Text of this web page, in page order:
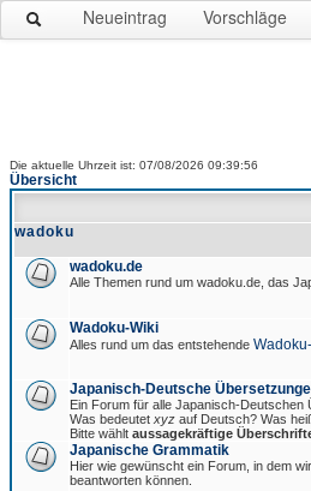
Neueintrag Vorschläge
Die aktuelle Uhrzeit ist: 07/08/2026 09:39:56
Übersicht
wadoku
wadoku.de
Alle Themen rund um wadoku.de, das
Wadoku-Wiki
Alles rund um das entstehende
Japanisch-Deutsche
Ein Forum für alle Japanisch-Deutschen
Was bedeutet xyz auf Deutsch? Was
Bitte wählt aussagekräftige
Japanische Grammatik
Hier wie gewünscht ein Forum, in dem
beantworten können.